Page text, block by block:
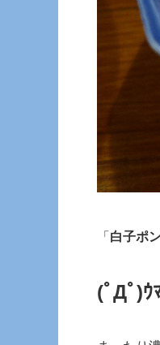
「 白子ポ
(ﾟДﾟ)ｳ